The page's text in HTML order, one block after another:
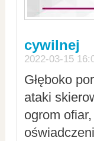
cywilnej
2022-03-15
Głęboko
ataki
ogrom